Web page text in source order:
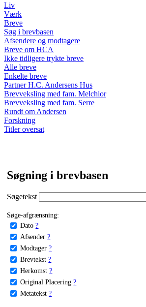
Liv
Værk
Breve
Søg i brevbasen
Afsendere og modtagere
Breve om HCA
Ikke tidligere trykte breve
Alle breve
Enkelte breve
Partner H.C. Andersens Hus
Brevveksling med fam. Melchior
Brevveksling med fam. Serre
Rundt om Andersen
Forskning
Titler oversat
Søgning i brevbasen
Søgetekst
Søge-afgrænsning:
Dato ?
Afsender ?
Modtager ?
Brevtekst ?
Herkomst ?
Original Placering ?
Metatekst ?